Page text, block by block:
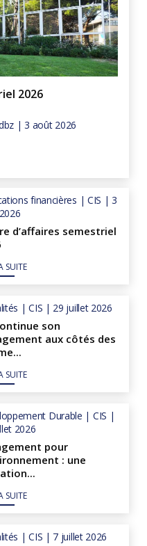
2026
| 3 août 2026
financières | CIS | 3
d’affaires semestriel
SUITE
| CIS | 29 juillet 2026
son
aux côtés des
SUITE
Durable | CIS |
2026
pour
: une
SUITE
| CIS | 7 juillet 2026